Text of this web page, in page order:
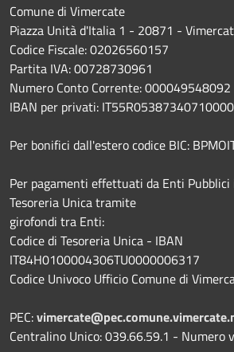
Comune di Vimercate
Piazza Unità d'Italia 1 - 20871 -
Codice Fiscale: 02026560157
Partita IVA: 00728730961
Numero Conto Corrente: 000049548092
IBAN per privati:
Per bonifici dall'estero codice BIC:
Per pagamenti effettuati da Enti Pubblici
Tesoreria Unica tramite
girofondi tra Enti:
Codice di Tesoreria Unica - IBAN
IT84H0100004306TU0000006317
Codice Univoco Ufficio Comune di
PEC:
Centralino Unico: 039.66.59.1 - Numero